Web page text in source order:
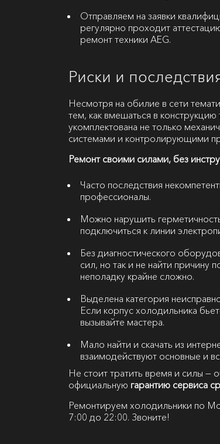
Отправляем на заявки
регулярно проходит
ремонт техники AEG.
Риски и
Несмотря на обилие в сети
тем, как вмешаться в
укомплектована не только
системами и контролирующими
Ремонт своими силами, без
Часто последствия
профессионалы.
Можно нарушить
подключиться к линии
Без диагностического
сил, но так и не найти причину
неполадку крайне сложно.
Выделена категория
Если корпус холодильника
вызывайте мастера.
Мало найти и скачать из
взаимодействуют основные и
Не стоит тратить время и силы —
официальную гарантию сервиса
Ремонтируем холодильники по
7:00 до 22:00. Звоните!